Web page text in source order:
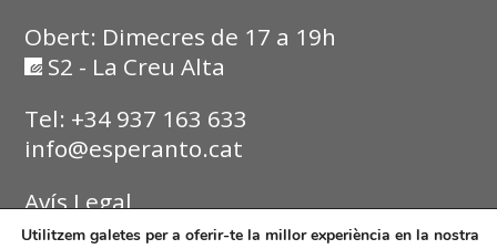
Obert: Dimecres de 17 a 19h
S2 - La Creu Alta
Tel: +34 937 163 633
info@esperanto.cat
Avís Legal
Utilitzem galetes per a oferir-te la millor experiència en la nostra